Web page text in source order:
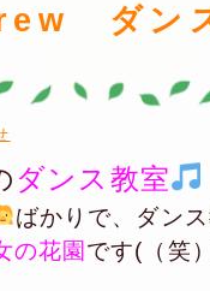
ダン
ダンス教室
ばかりで、ダン
の花園 です(（笑